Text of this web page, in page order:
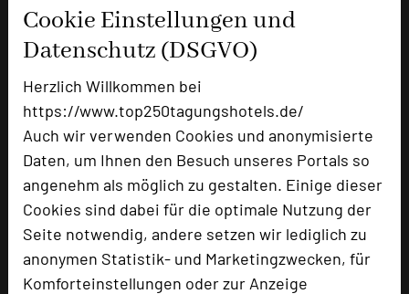
Cookie Einstellungen und
Datenschutz (DSGVO)
Herzlich Willkommen bei
https://www.top250tagungshotels.de/
Auch wir verwenden Cookies und anonymisierte
Daten, um Ihnen den Besuch unseres Portals so
angenehm als möglich zu gestalten. Einige dieser
Cookies sind dabei für die optimale Nutzung der
Seite notwendig, andere setzen wir lediglich zu
anonymen Statistik- und Marketingzwecken, für
Komforteinstellungen oder zur Anzeige
Bewertung
Hotel bewerten